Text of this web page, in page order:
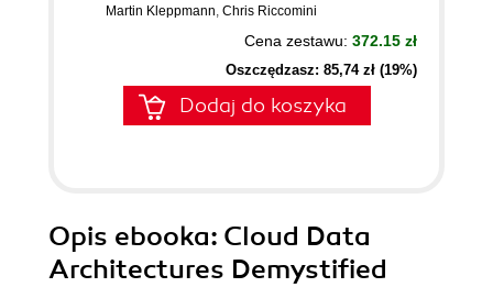
Martin Kleppmann, Chris Riccomini
Cena zestawu: 372.15 zł
Oszczędzasz: 85,74 zł (19%)
Dodaj do koszyka
Opis ebooka: Cloud Data
Architectures Demystified